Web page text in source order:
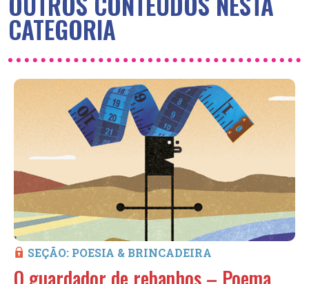
CATEGORIA
SEÇÃO: POESIA & BRINCADEIRA
O guardador de rebanhos – Poema